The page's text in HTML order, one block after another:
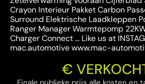
Crayon Interieur Pakket Carbon
Surround Elektrische Laadkleppen
Ranger Manager Warmtepomp
Charger Connect … Like us at
mac.automotive www.mac-
€